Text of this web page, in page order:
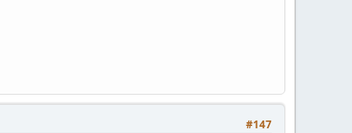
#147